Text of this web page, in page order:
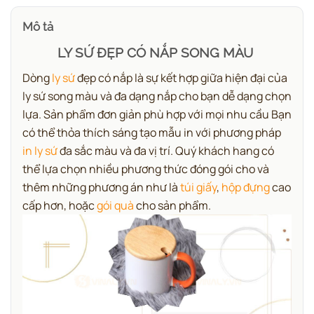
Mô tả
LY SỨ ĐẸP CÓ NẮP SONG MÀU
Dòngly sứđẹp có nắp là sự kết hợp giữa hiện đại của
ly sứ song màu và đa dạng nắp cho bạn dễ dạng chọn
lựa. Sản phẩm đơn giản phù hợp với mọi nhu cầu Bạn
có thể thỏa thích sáng tạo mẫu in với phương pháp
in ly sứđa sắc màu và đa vị trí. Quý khách hang có
thể lựa chọn nhiều phương thức đóng gói cho và
thêm những phương án như làtúi giấy, hộp đựngcao
cấp hơn, hoặcgói quàcho sản phẩm.